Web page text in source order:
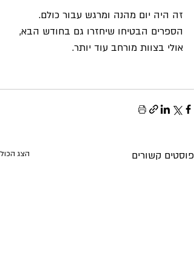
זה היה יום מהנה ומרגש עבור כולם.
הספרים הבטיחו שיחזרו גם בחודש הבא,
אולי בצוות מורחב עוד יותר.
פוסטים קשורים הצג הכול